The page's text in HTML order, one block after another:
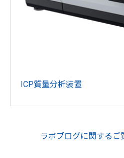
ICP質量分析装置
ラボブログに関するご